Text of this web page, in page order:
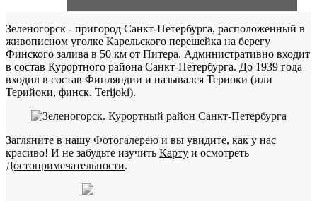
Зеленогорск - пригород Санкт-Петербурга, расположенный в
живописном уголке Карельского перешейка на берегу
Финского залива в 50 км от Питера. Административно входит
в состав Курортного района Санкт-Петербурга. До 1939 года
входил в состав Финляндии и назывался Териоки (или
Терийоки, финск. Terijoki).
Загляните в нашу Фотогалерею и вы увидите, как у нас
красиво! И не забудьте изучить Карту и осмотреть
Достопримечательности.